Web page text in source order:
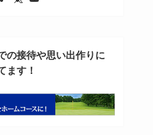
の接待や思い出作りに
ます！